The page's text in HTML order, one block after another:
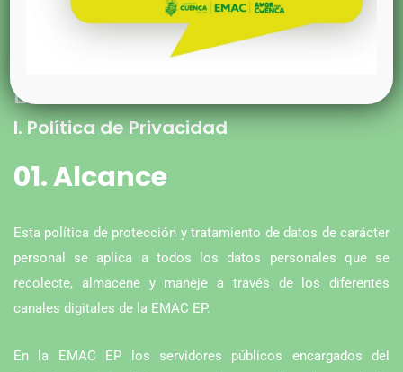
Política para la protección y
tratamiento de datos personales en
EP
I. Política de Privacidad
01. Alcance
Esta política de protección y tratamiento de datos de carácter
personal se aplica a todos los datos personales que se
recolecte, almacene y maneje a través de los diferentes
canales digitales de la EMAC EP.
En la EMAC EP los servidores públicos encargados del